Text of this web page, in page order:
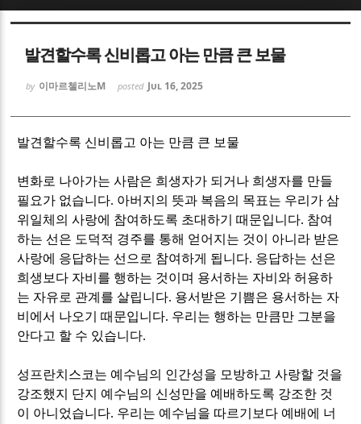
발견할수록 신비롭고 아는 만큼 큰 보물
by 이마르첼리노M posted Jul 16, 2025
발견할수록 신비롭고 아는 만큼 큰 보물
변화로 나아가는 사람은 희생자가 되거나 희생자를 만들
필요가 없습니다. 아버지의 뜻과 복음의 목표는 우리가 삼
위일체의 사랑에 참여하도록 초대하기 때문입니다. 참여
하는 선은 도덕적 경주를 통해 얻어지는 것이 아니라 받은
사랑에 응답하는 선으로 참여하게 됩니다. 응답하는 선은
희생보다 자비를 행하는 것이며 용서하는 자비와 허용하
는 자유로 관계를 살립니다. 용서받은 기쁨은 용서하는 자
비에서 나오기 때문입니다. 우리는 행하는 만큼만 그분을
안다고 할 수 있습니다.
성프란치스코는 예수님의 인간성을 모방하고 사랑할 것을
강조했지 단지 예수님의 신성만을 예배하도록 강조한 것
이 아니었습니다. 우리는 예수님을 따르기보다 예배에 너
Sketchbook5, 스케치북5
Sketchbook5, 스케치북5
Sketchbook5, 스케치북5
Sketchbook5, 스케치북5